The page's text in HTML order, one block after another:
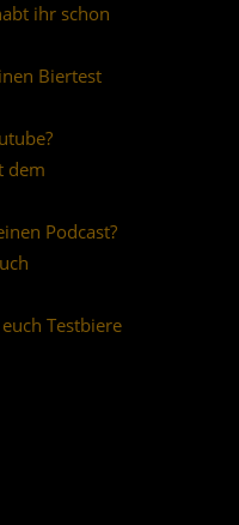
ihr schon
Biertest
dem
Podcast?
Testbiere